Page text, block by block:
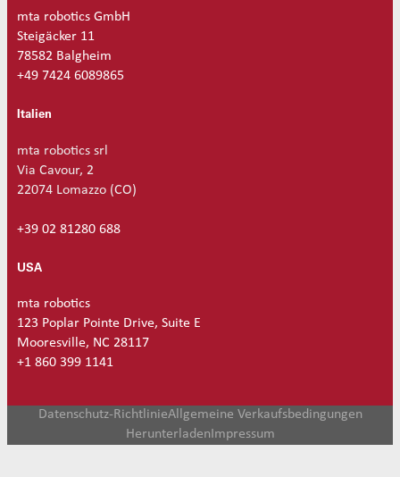
mta robotics GmbH
Steigäcker 11
78582 Balgheim
+49 7424 6089865
Italien
mta robotics srl
Via Cavour, 2
22074 Lomazzo (CO)
+39 02 81280 688
USA
mta robotics
123 Poplar Pointe Drive, Suite E
Mooresville, NC 28117
+1 860 399 1141
Datenschutz-RichtlinieAllgemeine Verkaufsbedingungen
Herunterladen Impressum